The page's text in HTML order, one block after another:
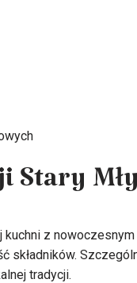
Stary
kuchni z
składników.
tradycji.